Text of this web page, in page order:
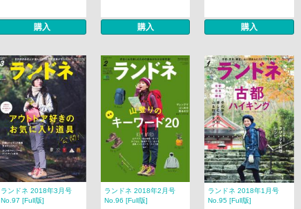
購入 購入 購入
ランドネ 2018年3月号
No.97 [Full版]
ランドネ 2018年2月号
No.96 [Full版]
ランドネ 2018年1月号
No.95 [Full版]